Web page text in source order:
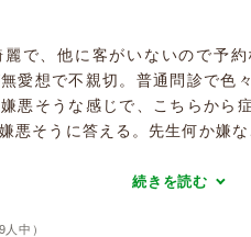
で、他に客がいないので予
愛想で不親切。普通問診で色
悪そうな感じで、こちらから
悪そうに答える。先生何か嫌
続きを読む
9 人中）